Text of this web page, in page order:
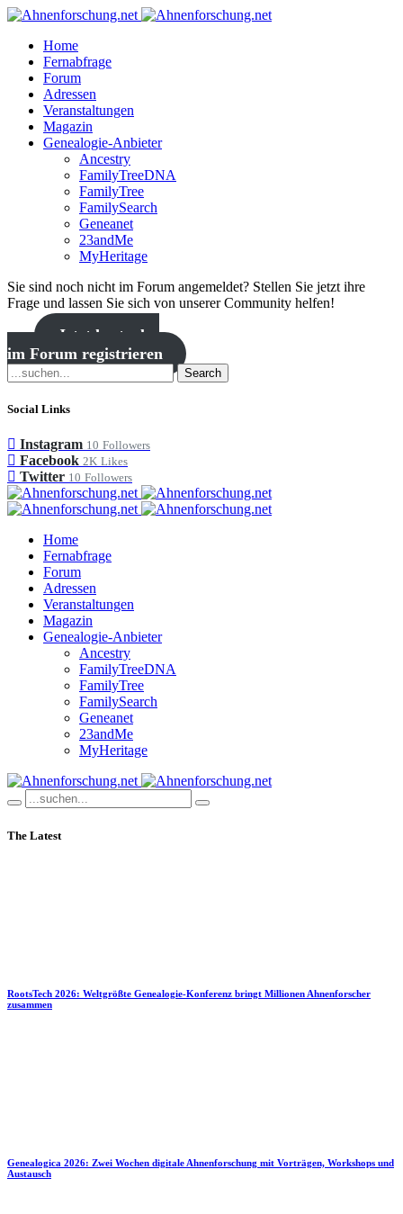
Home
Fernabfrage
Forum
Adressen
Veranstaltungen
Magazin
Genealogie-Anbieter
Ancestry
FamilyTreeDNA
FamilyTree
FamilySearch
Geneanet
23andMe
MyHeritage
Sie sind noch nicht im Forum angemeldet? Stellen Sie jetzt ihre
Frage und lassen Sie sich von unserer Community helfen!
Jetzt kostenlos
im Forum registrieren
Search
Social Links
Instagram 10 Followers
Facebook 2K Likes
Twitter 10 Followers
Home
Fernabfrage
Forum
Adressen
Veranstaltungen
Magazin
Genealogie-Anbieter
Ancestry
FamilyTreeDNA
FamilyTree
FamilySearch
Geneanet
23andMe
MyHeritage
The Latest
RootsTech 2026: Weltgrößte Genealogie-Konferenz bringt Millionen Ahnenforscher
zusammen
Genealogica 2026: Zwei Wochen digitale Ahnenforschung mit Vorträgen, Workshops und
Austausch